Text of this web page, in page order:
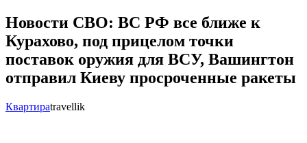
Новости СВО: ВС РФ все ближе к
Курахово, под прицелом точки
поставок оружия для ВСУ, Вашингтон
отправил Киеву просроченные ракеты
Квартираtravellik